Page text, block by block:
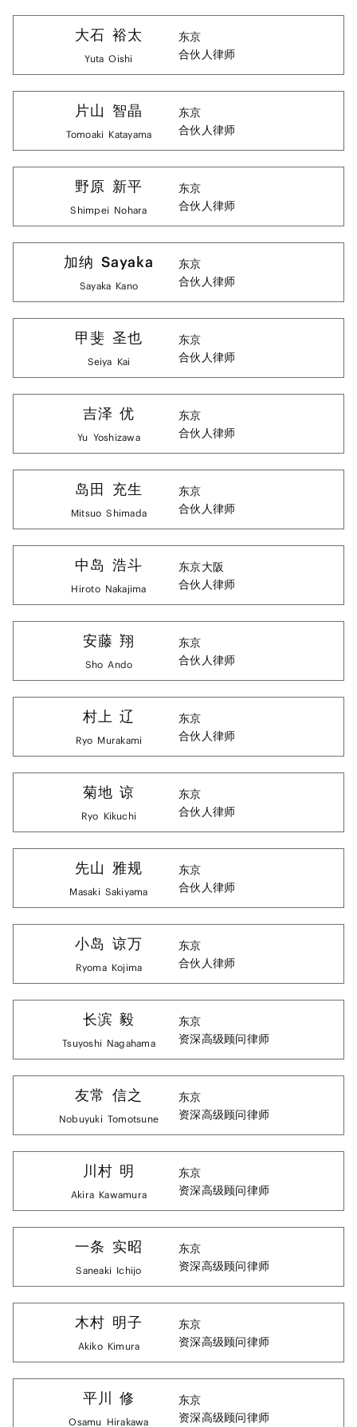
大石 裕太
Yuta Oishi
东京
合伙人律师
片山 智晶
Tomoaki Katayama
东京
合伙人律师
野原 新平
Shimpei Nohara
东京
合伙人律师
加纳 Sayaka
Sayaka Kano
东京
合伙人律师
甲斐 圣也
Seiya Kai
东京
合伙人律师
吉泽 优
Yu Yoshizawa
东京
合伙人律师
岛田 充生
Mitsuo Shimada
东京
合伙人律师
中岛 浩斗
Hiroto Nakajima
东京大阪
合伙人律师
安藤 翔
Sho Ando
东京
合伙人律师
村上 辽
Ryo Murakami
东京
合伙人律师
菊地 谅
Ryo Kikuchi
东京
合伙人律师
先山 雅规
Masaki Sakiyama
东京
合伙人律师
小岛 谅万
Ryoma Kojima
东京
合伙人律师
长滨 毅
Tsuyoshi Nagahama
东京
资深高级顾问律师
友常 信之
Nobuyuki Tomotsune
东京
资深高级顾问律师
川村 明
Akira Kawamura
东京
资深高级顾问律师
一条 实昭
Saneaki Ichijo
东京
资深高级顾问律师
木村 明子
Akiko Kimura
东京
资深高级顾问律师
平川 修
Osamu Hirakawa
东京
资深高级顾问律师